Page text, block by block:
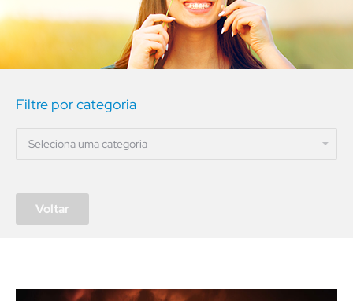
Filtre por categoria